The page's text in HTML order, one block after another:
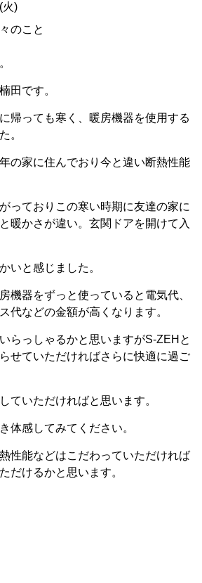
火)
のこと
です。
帰っても寒く、暖房機器を使用する
。
の家に住んでおり今と違い断熱性能
っておりこの寒い時期に友達の家に
暖かさが違い。玄関ドアを開けて入
いと感じました。
機器をずっと使っていると電気代、
代などの金額が高くなります。
らっしゃるかと思いますがS-ZEHと
せていただければさらに快適に過ご
ていただければと思います。
体感してみてください。
性能などはこだわっていただければ
だけるかと思います。